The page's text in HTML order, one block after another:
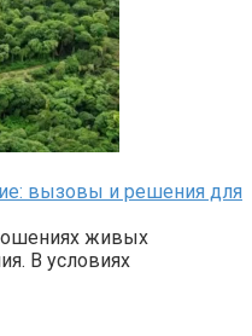
вызовы и решения для
живых
В условиях